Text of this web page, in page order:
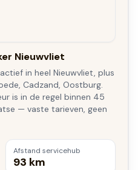
Nieuwvliet
in heel Nieuwvliet, plus
Cadzand, Oostburg.
is in de regel binnen 45
— vaste tarieven, geen
Afstand servicehub
93 km